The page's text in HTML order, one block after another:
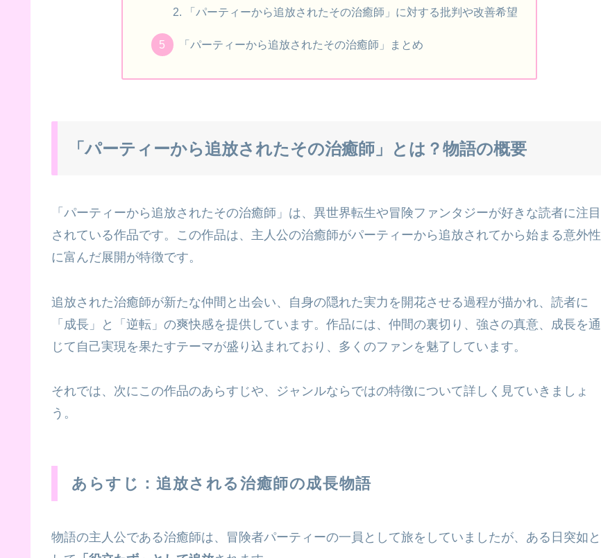
「パーティーから追放されたその治癒師」に対する批判や改善希望
「パーティーから追放されたその治癒師」まとめ
「パーティーから追放されたその治癒師」とは？物語の概要
「パーティーから追放されたその治癒師」は、異世界転生や冒険ファンタジーが好きな読者に注目
されている作品です。この作品は、主人公の治癒師がパーティーから追放されてから始まる意外性
に富んだ展開が特徴です。
追放された治癒師が新たな仲間と出会い、自身の隠れた実力を開花させる過程が描かれ、読者に
「成長」と「逆転」の爽快感を提供しています。作品には、仲間の裏切り、強さの真意、成長を通
じて自己実現を果たすテーマが盛り込まれており、多くのファンを魅了しています。
それでは、次にこの作品のあらすじや、ジャンルならではの特徴について詳しく見ていきましょ
う。
あらすじ：追放される治癒師の成長物語
物語の主人公である治癒師は、冒険者パーティーの一員として旅をしていましたが、ある日突如と